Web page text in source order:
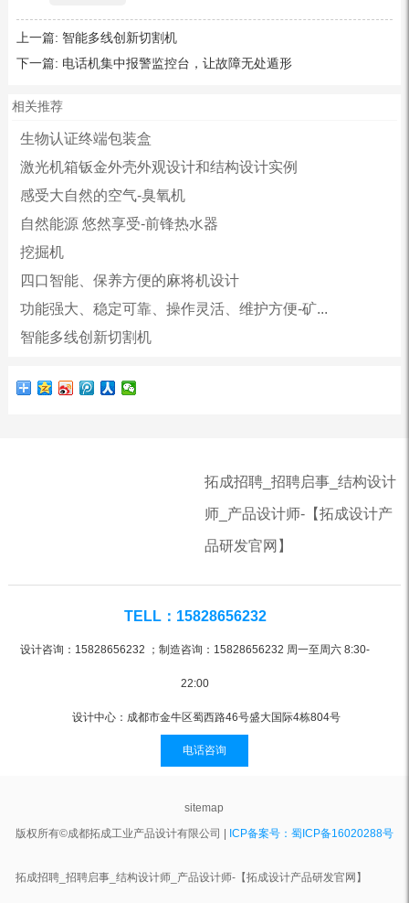
上一篇: 智能多线创新切割机
下一篇: 电话机集中报警监控台，让故障无处遁形
相关推荐
生物认证终端包装盒
激光机箱钣金外壳外观设计和结构设计实例
感受大自然的空气-臭氧机
自然能源 悠然享受-前锋热水器
挖掘机
四口智能、保养方便的麻将机设计
功能强大、稳定可靠、操作灵活、维护方便-矿...
智能多线创新切割机
拓成招聘_招聘启事_结构设计
师_产品设计师-【拓成设计产
品研发官网】
TELL：15828656232
设计咨询：15828656232 ；制造咨询：15828656232 周一至周六 8:30-
22:00
设计中心：成都市金牛区蜀西路46号盛大国际4栋804号
电话咨询
sitemap
版权所有©成都拓成工业产品设计有限公司 |
ICP备案号：蜀ICP备16020288号
拓成招聘_招聘启事_结构设计师_产品设计师-【拓成设计产品研发官网】